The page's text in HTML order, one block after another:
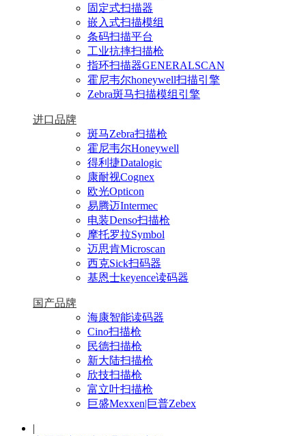
固定式扫描器
嵌入式扫描模组
条码扫描平台
工业抗摔扫描枪
指环扫描器GENERALSCAN
霍尼韦尔honeywell扫描引擎
Zebra斑马扫描模组引擎
进口品牌
斑马Zebra扫描枪
霍尼韦尔Honeywell
得利捷Datalogic
康耐视Cognex
欧光Opticon
易腾迈Intermec
电装Denso扫描枪
摩托罗拉Symbol
迈思肯Microscan
西克Sick扫码器
基恩士keyence读码器
国产品牌
海康智能读码器
Cino扫描枪
民德扫描枪
新大陆扫描枪
欣技扫描枪
富立叶扫描枪
巨盛Mexxen|巨普Zebex
|